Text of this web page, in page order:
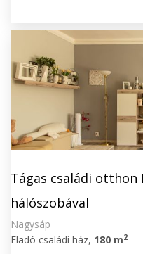
Tágas családi otthon
hálószobával
Nagysáp
Eladó családi ház, 180 m2